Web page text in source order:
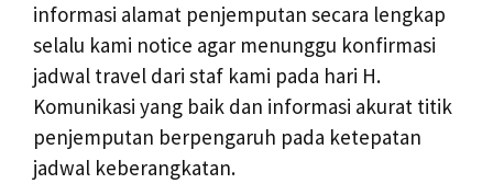
informasi alamat penjemputan secara lengkap
selalu kami notice agar menunggu konfirmasi
jadwal travel dari staf kami pada hari H.
Komunikasi yang baik dan informasi akurat titik
penjemputan berpengaruh pada ketepatan
jadwal keberangkatan.